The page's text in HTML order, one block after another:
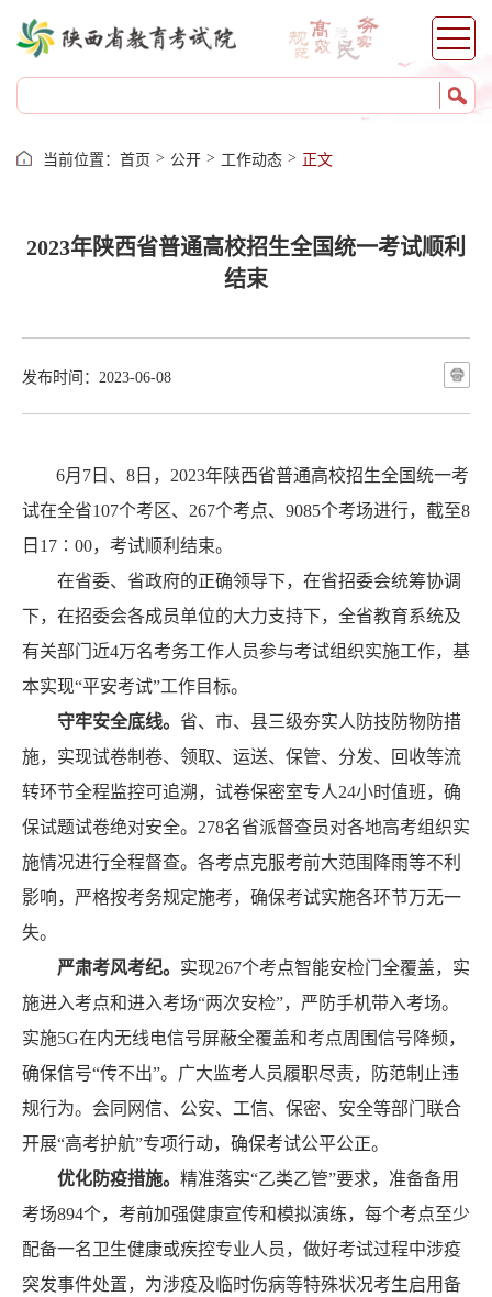
当前位置： 首页 > 公开 > 工作动态 > 正文
2023年陕西省普通高校招生全国统一考试顺利
结束
发布时间：2023-06-08
6月7日、8日，2023年陕西省普通高校招生全国统一考
试在全省107个考区、267个考点、9085个考场进行，截至8
日17∶00，考试顺利结束。
在省委、省政府的正确领导下，在省招委会统筹协调
下，在招委会各成员单位的大力支持下，全省教育系统及
有关部门近4万名考务工作人员参与考试组织实施工作，基
本实现“平安考试”工作目标。
守牢安全底线。 省、市、县三级夯实人防技防物防措
施， 实现试卷制卷、领取、运送、保管、分发、回收等流
转环节全程监控可追溯 ， 试卷保密室专人24小时值班， 确
保试题试卷绝对安全。 278名省派督查员对各地高考组织实
施情况进行全程督查。 各考点克服考前大范围降雨等不利
影响， 严格按考务规定施考， 确保考试实施各环节万无一
失。
严肃考风考纪。 实现267个考点智能安检门全覆盖， 实
施进入考点和进入考场“两次安检”， 严防手机带入考场。
实施5G在内无线电信号屏蔽全覆盖和考点周围信号降频，
确保信号“传不出”。广大监考人员履职尽责，防范制止违
规行为。会同网信、公安、工信、保密、安全等部门联合
开展“高考护航”专项行动，确保考试公平公正。
优化防疫措施。 精准落实“乙类乙管”要求，准备备用
考场894个，考前加强健康宣传和模拟演练，每个考点至少
配备一名卫生健康或疾控专业人员，做好考试过程中涉疫
突发事件处置， 为涉疫及临时伤病等特殊状况考生启用备